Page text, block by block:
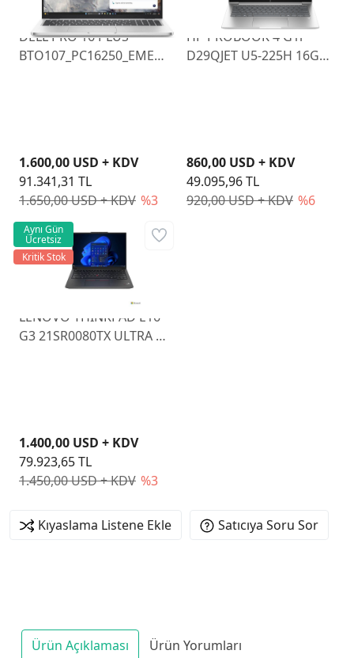
DELL PRO 16 PLUS
BTO107_PC16250_EMEA
1.650,00 USD + KDV %3
1.600,00 USD + KDV
91.341,31 TL
HP PROBOOK 4 G1i
D29QJET U5-225H 16GB
920,00 USD + KDV %6
860,00 USD + KDV
49.095,96 TL
LENOVO THINKPAD E16
G3 21SR0080TX ULTRA 5
1.450,00 USD + KDV %3
1.400,00 USD + KDV
79.923,65 TL
Aynı Gün
Ücretsiz
Kritik Stok
Kıyaslama Listene Ekle Satıcıya Soru Sor
Ürün Açıklaması Ürün Yorumları